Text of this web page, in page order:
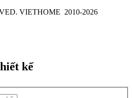
VIETHOME 2010-2026
kế